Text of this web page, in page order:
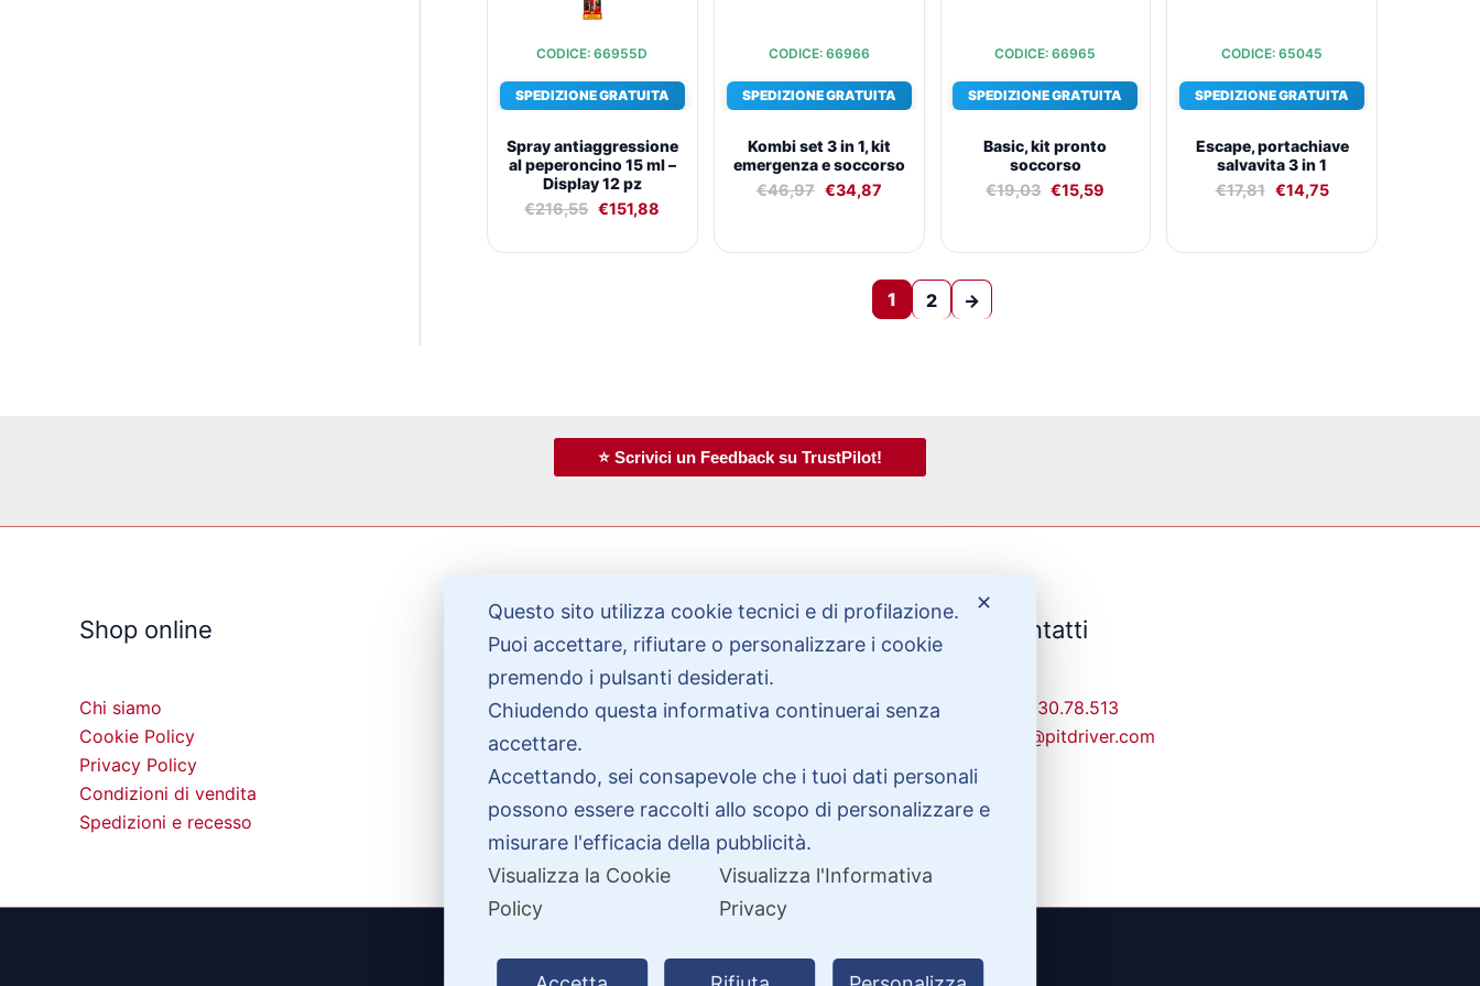
CODICE: 66955D
SPEDIZIONE GRATUITA
Spray antiaggressione
al peperoncino 15 ml –
Display 12 pz
€216,55 €151,88
CODICE: 66966
SPEDIZIONE GRATUITA
Kombi set 3 in 1, kit
emergenza e soccorso
€46,97 €34,87
CODICE: 66965
SPEDIZIONE GRATUITA
Basic, kit pronto
soccorso
€19,03 €15,59
CODICE: 65045
SPEDIZIONE GRATUITA
Escape, portachiave
salvavita 3 in 1
€17,81 €14,75
1 2 →
⭐ Scrivici un Feedback su TrustPilot!
Shop online
Chi siamo
Cookie Policy
Privacy Policy
Condizioni di vendita
Spedizioni e recesso
Bisogno di aiuto?
Contattaci
Garanzie
Contatti
329-30.78.513
info@pitdriver.com
©2026 PitDriver | CROCO DEAL S.R.L. VIA DEL SALICE 105, 97100 RAGUSA (RG)
✕
Questo sito utilizza cookie tecnici e di profilazione.
Puoi accettare, rifiutare o personalizzare i cookie
premendo i pulsanti desiderati.
Chiudendo questa informativa continuerai senza
accettare.
Accettando, sei consapevole che i tuoi dati personali
possono essere raccolti allo scopo di personalizzare e
misurare l'efficacia della pubblicità.
Visualizza la Cookie
Policy
Visualizza l'Informativa
Privacy